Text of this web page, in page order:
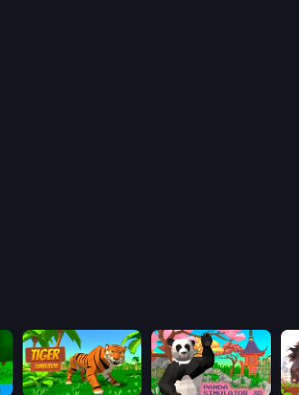
3D Tiger Simulator 3D Panda Simulator 3D